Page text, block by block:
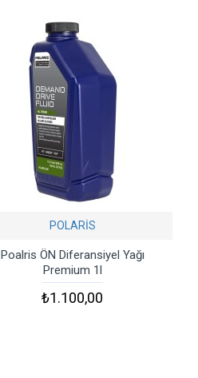
POLARİS
Poalris ÖN Diferansiyel Yağı
Premium 1l
₺1.100,00